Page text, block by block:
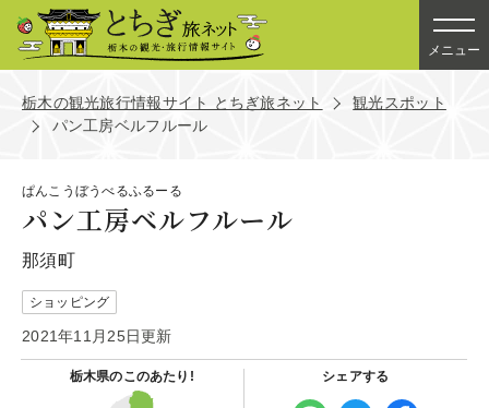
メニュー
栃木の観光旅行情報サイト とちぎ旅ネット
観光スポット
パン工房ベルフルール
ぱんこうぼうべるふるーる
パン工房ベルフルール
那須町
ショッピング
2021年11月25日更新
栃木県のこのあたり! シェアする